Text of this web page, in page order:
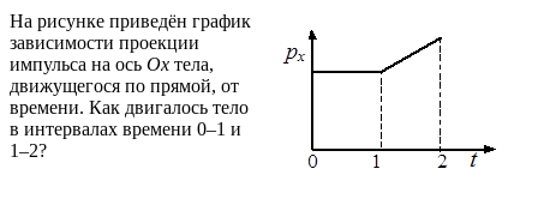
На рисунке приведён график
зависимости проекции
импульса на ось Ox тела,
движущегося по прямой, от
времени. Как двигалось тело
в интервалах времени 0–1 и
1–2?